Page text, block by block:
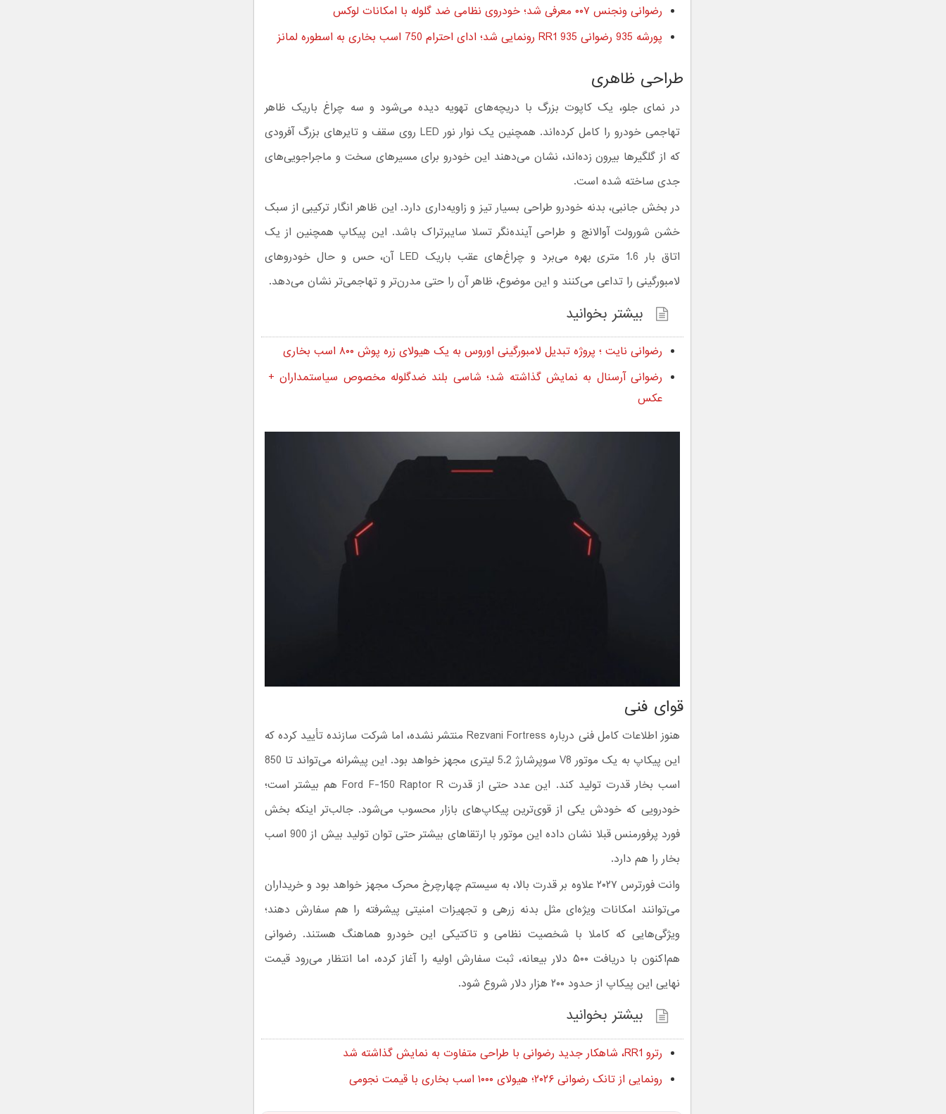
رضوانی ونجنس ۰۰۷ معرفی شد؛ خودروی نظامی ضد گلوله با امکانات لوکس
پورشه 935 رضوانی RR1 935 رونمایی شد؛ ادای احترام 750 اسب بخاری به اسطوره لمانز
طراحی ظاهری
در نمای جلو، یک کاپوت بزرگ با دریچه‌های تهویه دیده می‌شود و سه چراغ باریک ظاهر
تهاجمی خودرو را کامل کرده‌اند. همچنین یک نوار نور LED روی سقف و تایرهای بزرگ آفرودی
که از گلگیرها بیرون زده‌اند، نشان می‌دهند این خودرو برای مسیرهای سخت و ماجراجویی‌های
جدی ساخته شده است.
در بخش جانبی، بدنه خودرو طراحی بسیار تیز و زاویه‌داری دارد. این ظاهر انگار ترکیبی از سبک
خشن شورولت آوالانچ و طراحی آینده‌نگر تسلا سایبرتراک باشد. این پیکاپ همچنین از یک
اتاق بار 1.6 متری بهره می‌برد و چراغ‌های عقب باریک LED آن، حس و حال خودروهای
لامبورگینی را تداعی می‌کنند و این موضوع، ظاهر آن را حتی مدرن‌تر و تهاجمی‌تر نشان می‌دهد.
بیشتر بخوانید
رضوانی نایت ؛ پروژه تبدیل لامبورگینی اوروس به یک هیولای زره پوش ۸۰۰ اسب بخاری
رضوانی آرسنال به نمایش گذاشته شد؛ شاسی بلند ضدگلوله مخصوص سیاستمداران +
عکس
قوای فنی
هنوز اطلاعات کامل فنی درباره Rezvani Fortress منتشر نشده، اما شرکت سازنده تأیید کرده که
این پیکاپ به یک موتور V8 سوپرشارژ 5.2 لیتری مجهز خواهد بود. این پیشرانه می‌تواند تا 850
اسب‌ بخار قدرت تولید کند. این عدد حتی از قدرت Ford F-150 Raptor R هم بیشتر است؛
خودرویی که خودش یکی از قوی‌ترین پیکاپ‌های بازار محسوب می‌شود. جالب‌تر اینکه بخش
فورد پرفورمنس قبلا نشان داده این موتور با ارتقاهای بیشتر حتی توان تولید بیش از 900 اسب‌
بخار را هم دارد.
وانت فورترس ۲۰۲۷ علاوه بر قدرت بالا، به سیستم چهارچرخ محرک مجهز خواهد بود و خریداران
می‌توانند امکانات ویژه‌ای مثل بدنه زرهی و تجهیزات امنیتی پیشرفته را هم سفارش دهند؛
ویژگی‌هایی که کاملا با شخصیت نظامی و تاکتیکی این خودرو هماهنگ هستند. رضوانی
هم‌اکنون با دریافت ۵۰۰ دلار بیعانه، ثبت سفارش اولیه را آغاز کرده، اما انتظار می‌رود قیمت
نهایی این پیکاپ از حدود ۲۰۰ هزار دلار شروع شود.
بیشتر بخوانید
رترو RR1، شاهکار جدید رضوانی با طراحی متفاوت به نمایش گذاشته شد
رونمایی از تانک رضوانی ۲۰۲۶؛ هیولای ۱۰۰۰ اسب بخاری با قیمت نجومی